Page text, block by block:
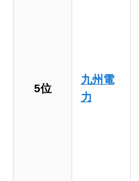
5位
九州電
力